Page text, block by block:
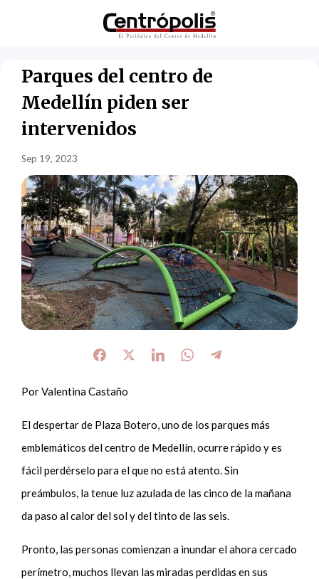
Parques del centro de
Medellín piden ser
intervenidos
Sep 19, 2023
Por Valentina Castaño
El despertar de Plaza Botero, uno de los parques más
emblemáticos del centro de Medellín, ocurre rápido y es
fácil perdérselo para el que no está atento. Sin
preámbulos, la tenue luz azulada de las cinco de la mañana
da paso al calor del sol y del tinto de las seis.
Pronto, las personas comienzan a inundar el ahora cercado
perímetro, muchos llevan las miradas perdidas en sus